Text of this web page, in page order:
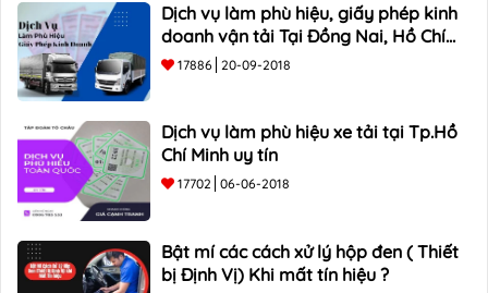
Dịch vụ làm phù hiệu, giấy phép kinh
doanh vận tải Tại Đồng Nai, Hồ Chí
Minh
17886 20-09-2018
Dịch vụ làm phù hiệu xe tải tại Tp.Hồ
Chí Minh uy tín
17702 06-06-2018
Bật mí các cách xử lý hộp đen ( Thiết
bị Định Vị) Khi mất tín hiệu ?